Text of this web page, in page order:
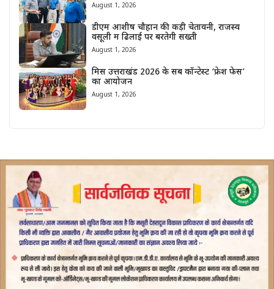
August 1, 2026
डीएम आशीष चौहान की कड़ी चेतावनी, राजस्व
वसूली में ढिलाई पर बरतेगी सख्ती
August 1, 2026
मिस उत्तराखंड 2026 के सब कॉन्टेस्ट ‘फ्रेश फेस’
का आयोजन
August 1, 2026